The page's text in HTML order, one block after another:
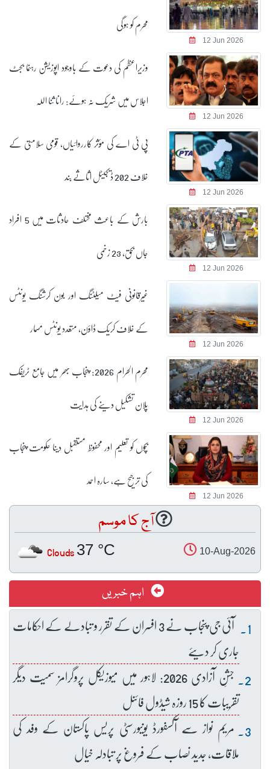
12 Jun 2026
محرم کو ہوگی
12 Jun 2026
وزیراعظم کی دعوت کے باوجود اپوزیشن رہنما بجٹ
اجلاس میں شریک نہ ہوئے: رانا ثنا اللہ
12 Jun 2026
پی ٹی اے کی مؤثر کارروائیاں، قومی سلامتی کے
خلاف 202 ڈیجیٹل اثاثے بند
12 Jun 2026
بارش کے باعث مختلف حادثات میں 5 افراد
جاں بحق، 23 زخمی
12 Jun 2026
غیرقانونی فیٹ میلٹنگ اور بون کرشنگ یونٹس
کے خلاف کریک ڈاؤن، متعدد یونٹس مسمار
12 Jun 2026
محرم الحرام 2026: پنجاب بھر میں جامع ٹریفک
پلان تشکیل دینے کی ہدایت
12 Jun 2026
بچوں کو تعلیم اور محفوظ مستقبل دینا حکومت پنجاب
کی ترجیح ہے، سارہ احمد
آج کا موسم
10-Aug-2026
37 °C
Clouds
اہم خبریں
آئی جی پنجاب نے 3 افسران کے تقرر و تبادلے کے احکامات
جاری کر دیئے
جشنِ آزادی 2026: لاہور میں میوزیکل پروگرامز سمیت دیگر
تقریبات کا 15 روزہ شیڈول فائنل
مریم نواز سے آکسفورڈ یونیورسٹی پریس پاکستان کے وفد کی
ملاقات، جدید نصاب کے فروغ پر تبادلہ خیال